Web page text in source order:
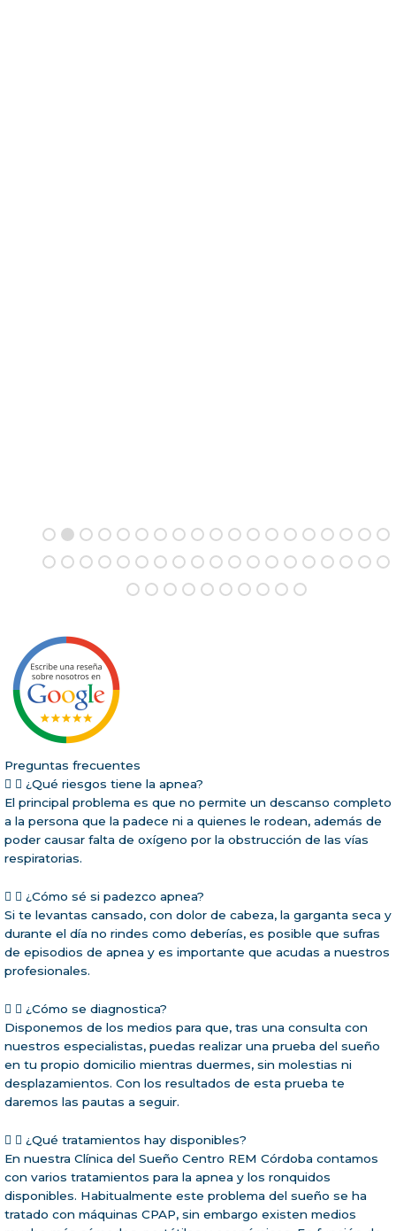
Preguntas frecuentes
¿Qué riesgos tiene la apnea?
El principal problema es que no permite un descanso completo
a la persona que la padece ni a quienes le rodean, además de
poder causar falta de oxígeno por la obstrucción de las vías
respiratorias.
¿Cómo sé si padezco apnea?
Si te levantas cansado, con dolor de cabeza, la garganta seca y
durante el día no rindes como deberías, es posible que sufras
de episodios de apnea y es importante que acudas a nuestros
profesionales.
¿Cómo se diagnostica?
Disponemos de los medios para que, tras una consulta con
nuestros especialistas, puedas realizar una prueba del sueño
en tu propio domicilio mientras duermes, sin molestias ni
desplazamientos. Con los resultados de esta prueba te
daremos las pautas a seguir.
¿Qué tratamientos hay disponibles?
En nuestra Clínica del Sueño Centro REM Córdoba contamos
con varios tratamientos para la apnea y los ronquidos
disponibles. Habitualmente este problema del sueño se ha
tratado con máquinas CPAP, sin embargo existen medios